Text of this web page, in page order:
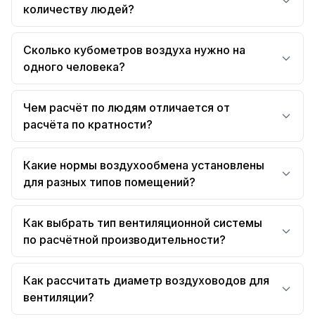
количеству людей?
Сколько кубометров воздуха нужно на
одного человека?
Чем расчёт по людям отличается от
расчёта по кратности?
Какие нормы воздухообмена установлены
для разных типов помещений?
Как выбрать тип вентиляционной системы
по расчётной производительности?
Как рассчитать диаметр воздуховодов для
вентиляции?